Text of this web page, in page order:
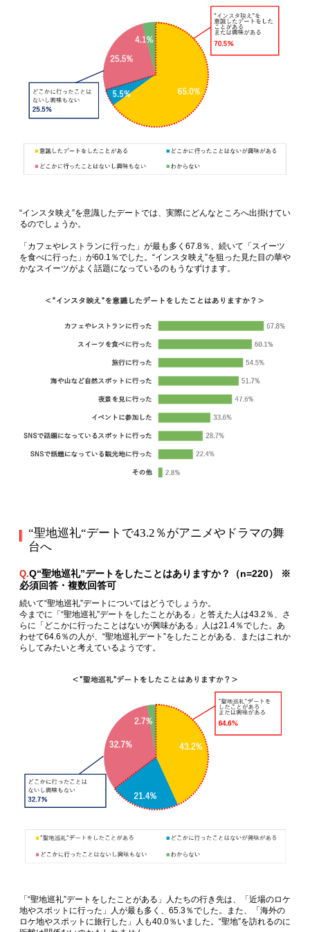
“インスタ映え”を意識したデートでは、実際にどんなところへ出掛けてい
るのでしょうか。
「カフェやレストランに行った」が最も多く67.8％、続いて「スイーツ
を食べに行った」が60.1％でした。“インスタ映え”を狙った見た目の華や
かなスイーツがよく話題になっているのもうなずけます。
“聖地巡礼“デートで43.2％がアニメやドラマの舞
台へ
Q.Q“聖地巡礼”デートをしたことはありますか？（n=220） ※
必須回答・複数回答可
続いて“聖地巡礼”デートについてはどうでしょうか。
今までに「“聖地巡礼”デートをしたことがある」と答えた人は43.2％、さ
らに「どこかに行ったことはないが興味がある」人は21.4％でした。あ
わせて64.6％の人が、“聖地巡礼デート”をしたことがある、またはこれか
らしてみたいと考えているようです。
「“聖地巡礼”デートをしたことがある」人たちの行き先は、「近場のロケ
地やスポットに行った」人が最も多く、65.3％でした。また、「海外の
ロケ地やスポットに旅行した」人も40.0％いました。“聖地”を訪れるのに